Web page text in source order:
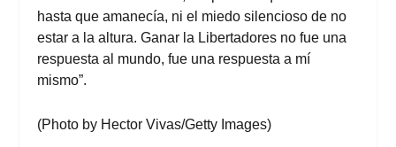
hasta que amanecía, ni el miedo silencioso de no
estar a la altura. Ganar la Libertadores no fue una
respuesta al mundo, fue una respuesta a mí
mismo”.
(Photo by Hector Vivas/Getty Images)